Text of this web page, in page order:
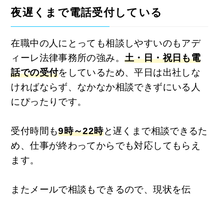
夜遅くまで電話受付している
在職中の人にとっても相談しやすいのもアデ
ィーレ法律事務所の強み。 土・日・祝日も電
話での受付をしているため、平日は出社しな
ければならず、なかなか相談できずにいる人
にぴったりです。
受付時間も9時～22時と遅くまで相談できるた
め、仕事が終わってからでも対応してもらえ
ます。
またメールで相談もできるので、現状を伝